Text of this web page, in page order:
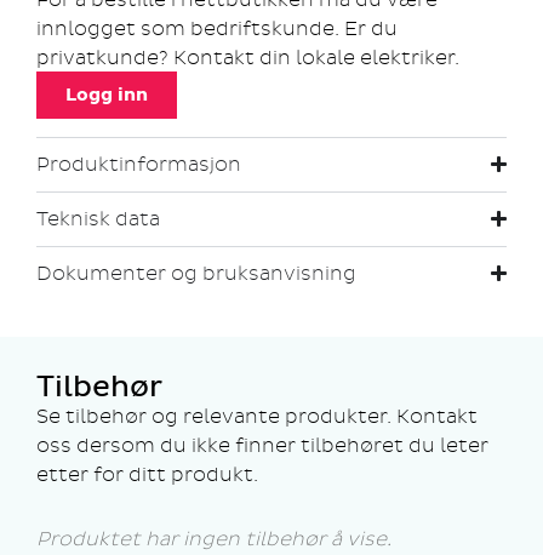
innlogget som bedriftskunde. Er du
privatkunde? Kontakt din lokale elektriker.
Logg inn
Produktinformasjon
Teknisk data
Dokumenter og bruksanvisning
Tilbehør
Se tilbehør og relevante produkter. Kontakt
oss dersom du ikke finner tilbehøret du leter
etter for ditt produkt.
Produktet har ingen tilbehør å vise.